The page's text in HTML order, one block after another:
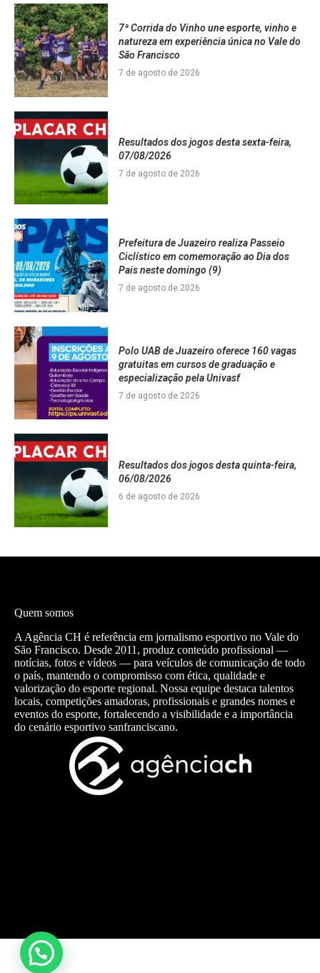
7ª Corrida do Vinho une esporte, vinho e
natureza em experiência única no Vale do
São Francisco
7 de agosto de 2026
Resultados dos jogos desta sexta-feira,
07/08/2026
7 de agosto de 2026
Prefeitura de Juazeiro realiza Passeio
Ciclístico em comemoração ao Dia dos
Pais neste domingo (9)
7 de agosto de 2026
Polo UAB de Juazeiro oferece 160 vagas
gratuitas em cursos de graduação e
especialização pela Univasf
7 de agosto de 2026
Resultados dos jogos desta quinta-feira,
06/08/2026
6 de agosto de 2026
Quem somos
A Agência CH é referência em jornalismo esportivo no Vale do
São Francisco. Desde 2011, produz conteúdo profissional —
notícias, fotos e vídeos — para veículos de comunicação de todo
o país, mantendo o compromisso com ética, qualidade e
valorização do esporte regional. Nossa equipe destaca talentos
locais, competições amadoras, profissionais e grandes nomes e
eventos do esporte, fortalecendo a visibilidade e a importância
do cenário esportivo sanfranciscano.